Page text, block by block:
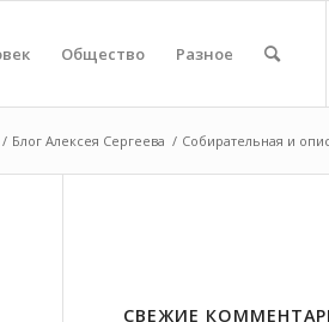
Общество Разное
/ Блог Алексея Сергеева / Собирательная и
СВЕЖИЕ